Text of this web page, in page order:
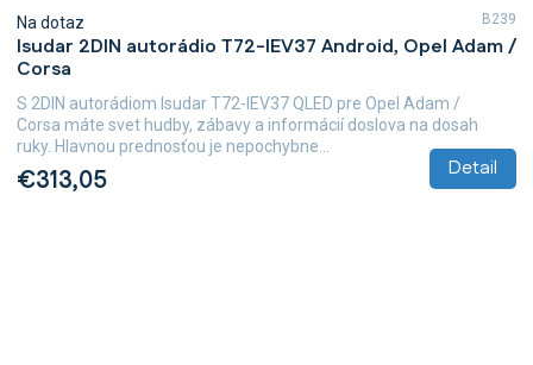
Isudar 2DIN autorádio T72-IEV37 Android, Opel Adam /
Corsa
Na dotaz
€313,05 Detail
S 2DIN autorádiom Isudar T72-IEV37 QLED pre Opel Adam /
Corsa máte svet hudby, zábavy a informácií doslova na dosah
ruky. Hlavnou prednosťou je nepochybne...
B239